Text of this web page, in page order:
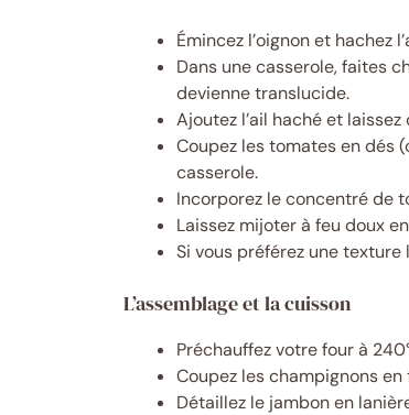
Émincez l’oignon et hachez
Dans une casserole, faites
devienne translucide.
Ajoutez l’ail haché et
Coupez les tomates en dés
casserole.
Incorporez le concentré de
Laissez mijoter à feu doux
Si vous préférez une
L’assemblage et la cuisson
Préchauffez votre four à
Coupez les champignons en
Détaillez le jambon en